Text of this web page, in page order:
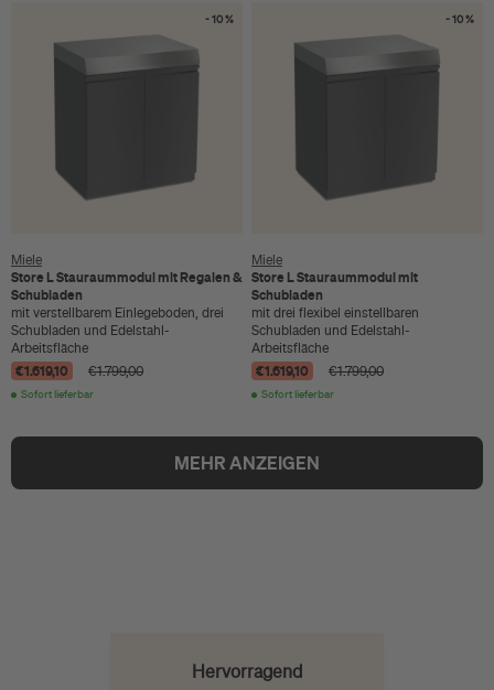
- 10 %
Miele
Store L Stauraummodul mit Regalen &
Schubladen
mit verstellbarem Einlegeboden, drei
Schubladen und Edelstahl-
Arbeitsfläche
€1.619,10 €1.799,00
Sofort lieferbar
- 10 %
Miele
Store L Stauraummodul mit
Schubladen
mit drei flexibel einstellbaren
Schubladen und Edelstahl-
Arbeitsfläche
€1.619,10 €1.799,00
Sofort lieferbar
MEHR ANZEIGEN
Hervorragend